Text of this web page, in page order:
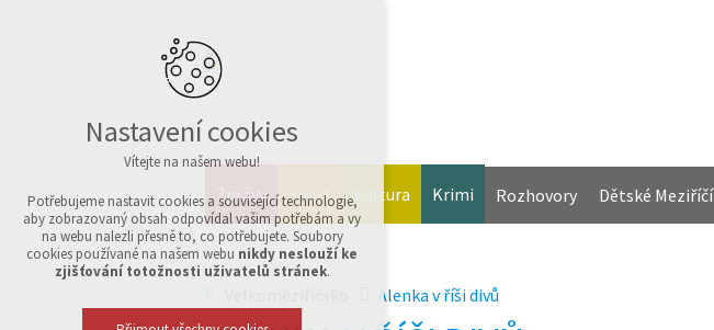
Zprávy Sport Kultura Krimi Rozhovory Dětské Meziříčí
Alenka v říši divů
Nastavení cookies
Vítejte na našem webu!
Potřebujeme nastavit cookies a související technologie,
aby zobrazovaný obsah odpovídal vašim potřebám a vy
na webu nalezli přesně to, co potřebujete. Soubory
cookies používané na našem webu nikdy neslouží ke
zjišťování totožnosti uživatelů stránek.